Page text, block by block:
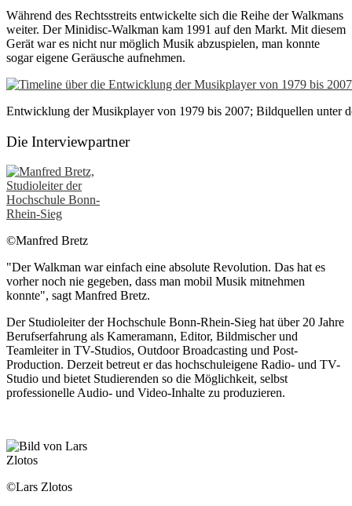
Während des Rechtsstreits entwickelte sich die Reihe der Walkmans
weiter. Der Minidisc-Walkman kam 1991 auf den Markt. Mit diesem
Gerät war es nicht nur möglich Musik abzuspielen, man konnte
sogar eigene Geräusche aufnehmen.
Entwicklung der Musikplayer von 1979 bis 2007; Bildquellen unter
Die Interviewpartner
©Manfred Bretz
"Der Walkman war einfach eine absolute Revolution. Das hat es
vorher noch nie gegeben, dass man mobil Musik mitnehmen
konnte", sagt Manfred Bretz.
Der Studioleiter der Hochschule Bonn-Rhein-Sieg hat über 20 Jahre
Berufserfahrung als Kameramann, Editor, Bildmischer und
Teamleiter in TV-Studios, Outdoor Broadcasting und Post-
Production. Derzeit betreut er das hochschuleigene Radio- und TV-
Studio und bietet Studierenden so die Möglichkeit, selbst
professionelle Audio- und Video-Inhalte zu produzieren.
©Lars Zlotos